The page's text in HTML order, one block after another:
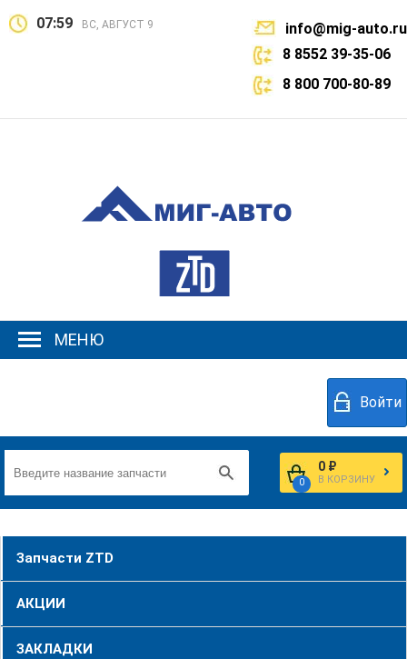
07:59 ВС, АВГУСТ 9
info@mig-auto.ru
8 8552 39-35-06
8 800 700-80-89
МЕНЮ
Войти
0
0 ₽
В КОРЗИНУ
Запчасти ZTD
АКЦИИ
ЗАКЛАДКИ